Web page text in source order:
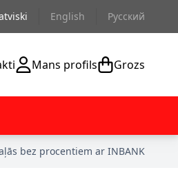
English Русский
Mans profils Grozs
bez procentiem ar INBANK